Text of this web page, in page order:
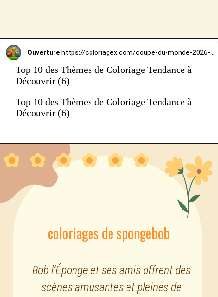
Ouverture
Top 10 des Thèmes de Coloriage Tendance à
Découvrir (6)
Top 10 des Thèmes de Coloriage Tendance à
Découvrir (6)
coloriages de spongebob
Bob l’Éponge et ses amis offrent des
scènes amusantes et pleines de